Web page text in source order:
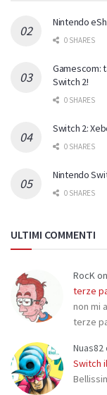
Nintendo
0 SHARES
Gamescom:
Switch 2!
0 SHARES
Switch 2:
0 SHARES
Nintendo
0 SHARES
ULTIMI COMMENTI
RocKon
terze
non mi
terze
Nuas82
Switch